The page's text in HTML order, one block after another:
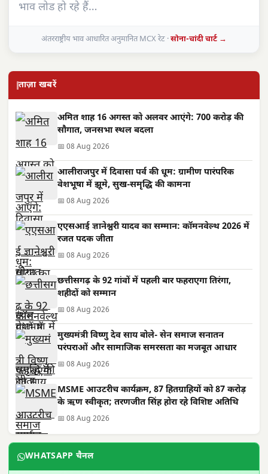
भाव लोड हो रहे हैं…
अंतरराष्ट्रीय भाव आधारित अनुमानित MCX रेट ·सोना-चांदी चार्ट →
ताज़ा खबरें
अमित शाह 16 अगस्त को अलवर आएंगे: 700 करोड़ की
सौगात, जनसभा स्थल बदला
📅 08 Aug 2026
आलीराजपुर में दिवासा पर्व की धूम: ग्रामीण पारंपरिक
वेशभूषा में झूमे, सुख-समृद्धि की कामना
📅 08 Aug 2026
एएसआई ज्ञानेश्वरी यादव का सम्मान: कॉमनवेल्थ 2026 में
रजत पदक जीता
📅 08 Aug 2026
छत्तीसगढ़ के 92 गांवों में पहली बार फहराएगा तिरंगा,
शहीदों को सम्मान
📅 08 Aug 2026
मुख्यमंत्री विष्णु देव साय बोले- सेन समाज सनातन
परंपराओं और सामाजिक समरसता का मजबूत आधार
📅 08 Aug 2026
MSME आउटरीच कार्यक्रम, 87 हितग्राहियों को 87 करोड़
के ऋण स्वीकृत; तरणजीत सिंह होरा रहे विशिष्ट अतिथि
📅 08 Aug 2026
WHATSAPP चैनल